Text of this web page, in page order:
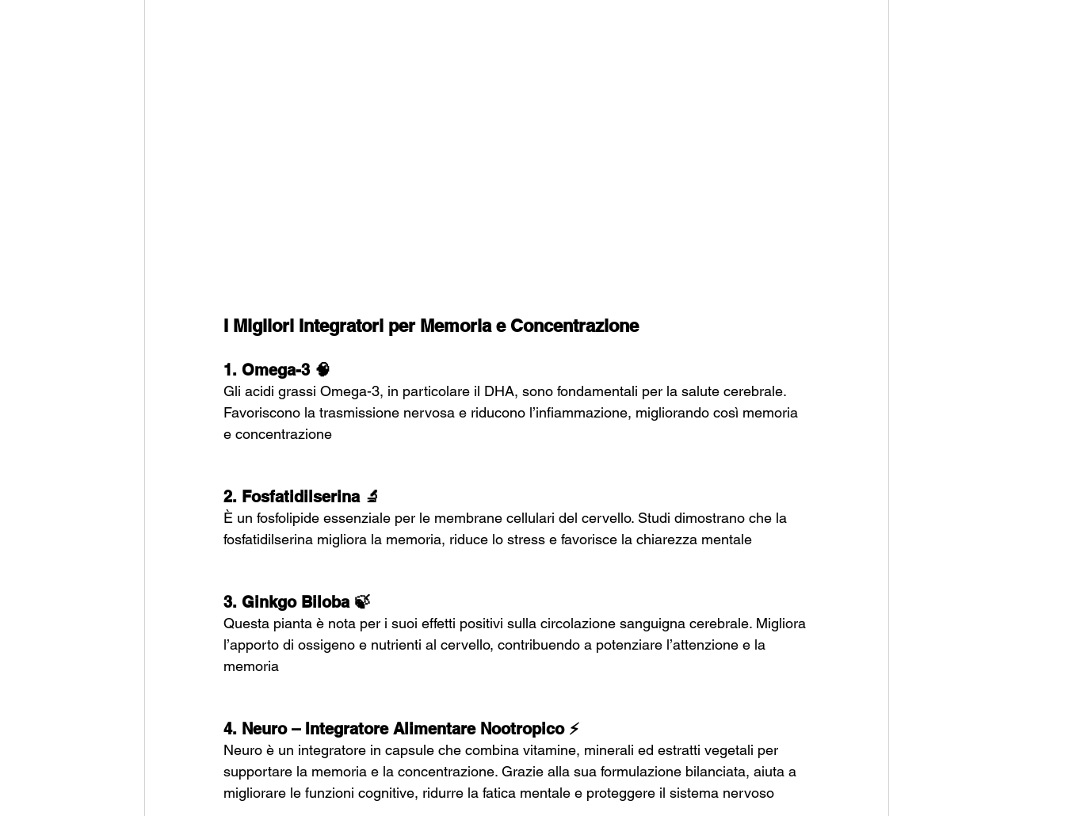
I Migliori Integratori per Memoria e Concentrazione
1. Omega-3 🧠
Gli acidi grassi Omega-3, in particolare il DHA, sono fondamentali per la salute cerebrale.
Favoriscono la trasmissione nervosa e riducono l’infiammazione, migliorando così memoria
e concentrazione
2. Fosfatidilserina 🔬
È un fosfolipide essenziale per le membrane cellulari del cervello. Studi dimostrano che la
fosfatidilserina migliora la memoria, riduce lo stress e favorisce la chiarezza mentale
3. Ginkgo Biloba 🍃
Questa pianta è nota per i suoi effetti positivi sulla circolazione sanguigna cerebrale. Migliora
l’apporto di ossigeno e nutrienti al cervello, contribuendo a potenziare l’attenzione e la
memoria
4. Neuro – Integratore Alimentare Nootropico ⚡
Neuro è un integratore in capsule che combina vitamine, minerali ed estratti vegetali per
supportare la memoria e la concentrazione. Grazie alla sua formulazione bilanciata, aiuta a
migliorare le funzioni cognitive, ridurre la fatica mentale e proteggere il sistema nervoso